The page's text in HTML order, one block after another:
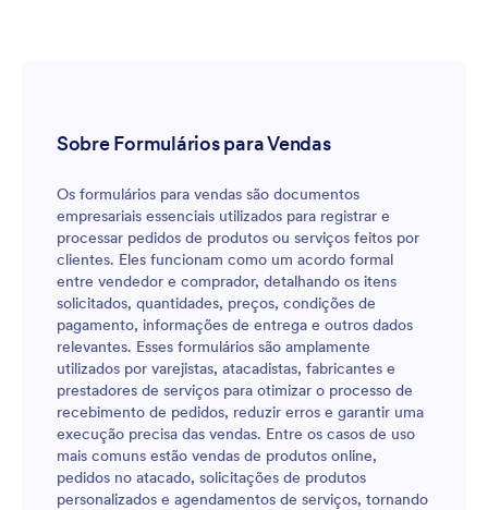
Sobre Formulários para Vendas
Os formulários para vendas são documentos
empresariais essenciais utilizados para registrar e
processar pedidos de produtos ou serviços feitos por
clientes. Eles funcionam como um acordo formal
entre vendedor e comprador, detalhando os itens
solicitados, quantidades, preços, condições de
pagamento, informações de entrega e outros dados
relevantes. Esses formulários são amplamente
utilizados por varejistas, atacadistas, fabricantes e
prestadores de serviços para otimizar o processo de
recebimento de pedidos, reduzir erros e garantir uma
execução precisa das vendas. Entre os casos de uso
mais comuns estão vendas de produtos online,
pedidos no atacado, solicitações de produtos
personalizados e agendamentos de serviços, tornando